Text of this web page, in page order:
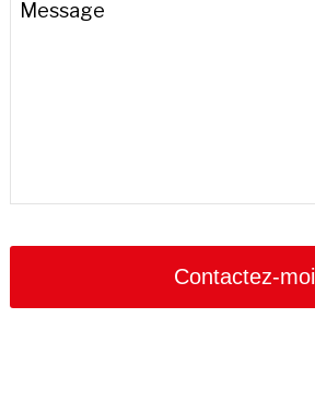
Message
Website
Contactez-moi